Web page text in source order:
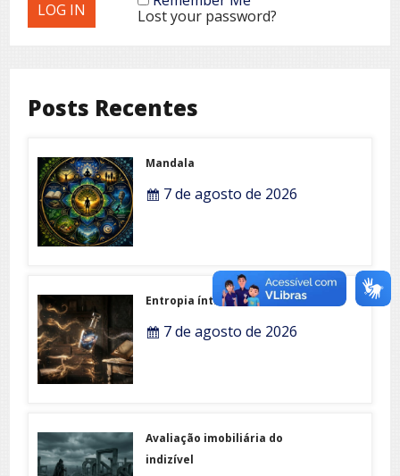
Lost your password?
Posts Recentes
Mandala
7 de agosto de 2026
Entropia íntima
7 de agosto de 2026
Avaliação imobiliária do
indizível